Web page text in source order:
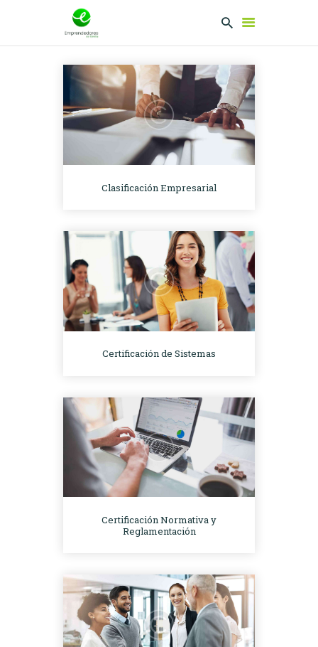
EMPRENDEDORES
PRESENTA TU
PROYECTO
SERVICIOS
EMPRENDEDORES
Clasificación Empresarial
Certificación de Sistemas
Certificación Normativa y
Reglamentación